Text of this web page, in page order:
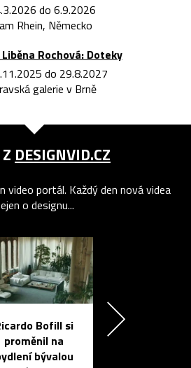
do 6.9.2026
Rhein, Německo
Rochová: Doteky
do 29.8.2027
galerie v Brně
DESIGNVID.CZ
video portál. Každý den nová videa
o designu...
Bofill si
proměnil na
bývalou